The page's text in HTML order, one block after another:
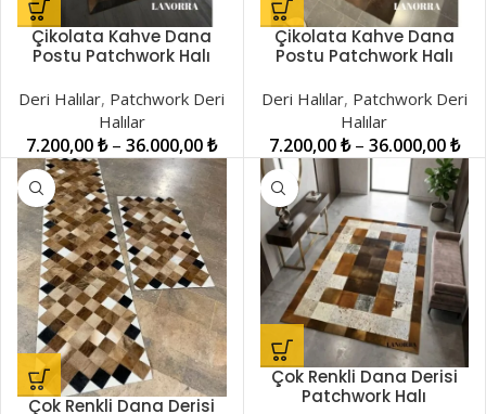
Çikolata Kahve Dana
Postu Patchwork Halı
Deri Halılar, Patchwork Deri
Halılar
7.200,00₺ –36.000,00₺
Çikolata Kahve Dana
Postu Patchwork Halı
Deri Halılar, Patchwork Deri
Halılar
7.200,00₺ – 36.000,00₺
Çok Renkli Dana Derisi
Çok Renkli Dana Derisi
Patchwork Halı